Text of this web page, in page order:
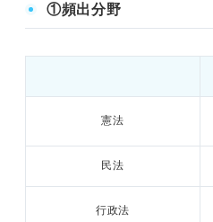
①頻出分野
憲法
民法
行政法